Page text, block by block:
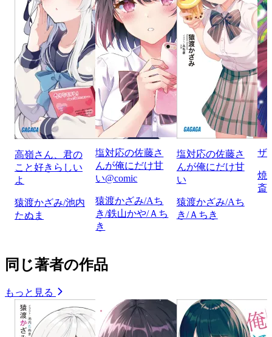
高嶺さん、君の
こと好きらしい
よ
猿渡かざみ/池内
たぬま
塩対応の佐藤さ
んが俺にだけ甘
い@comic
猿渡かざみ/Aち
き/鉄山かや/Ａち
き
塩対応の佐藤さ
んが俺にだけ甘
い
猿渡かざみ/Aち
き/Ａちき
ザ
焼
斎
同じ著者の作品
もっと見る